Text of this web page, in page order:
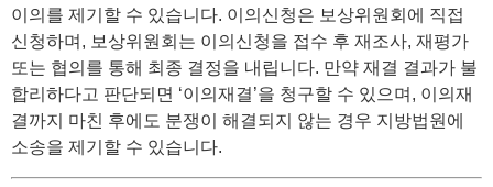
이의를 제기할 수 있습니다. 이의신청은 보상위원회에 직접
신청하며, 보상위원회는 이의신청을 접수 후 재조사, 재평가
또는 협의를 통해 최종 결정을 내립니다. 만약 재결 결과가 불
합리하다고 판단되면 ‘이의재결’을 청구할 수 있으며, 이의재
결까지 마친 후에도 분쟁이 해결되지 않는 경우 지방법원에
소송을 제기할 수 있습니다.